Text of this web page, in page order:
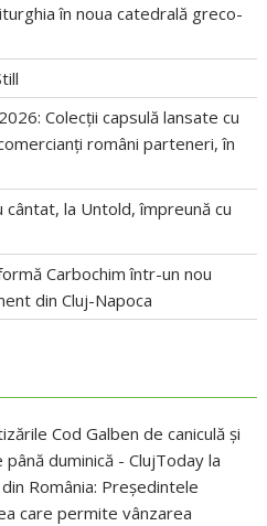
în noua catedrală greco-
Colecții capsulă lansate cu
români parteneri, în
la Untold, împreună cu
Carbochim într-un nou
din Cluj-Napoca
Cod Galben de caniculă și
duminică - ClujToday la
România: Președintele
care permite vânzarea